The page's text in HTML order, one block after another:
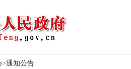
>通知公告